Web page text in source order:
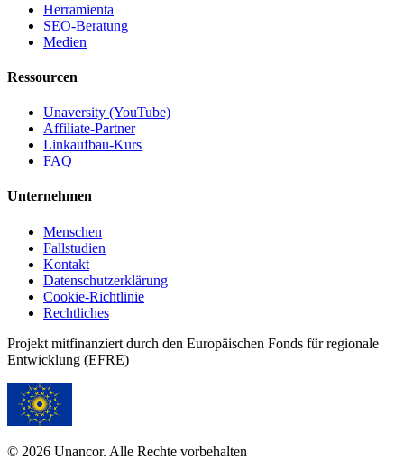
Herramienta
SEO-Beratung
Medien
Ressourcen
Unaversity (YouTube)
Affiliate-Partner
Linkaufbau-Kurs
FAQ
Unternehmen
Menschen
Fallstudien
Kontakt
Datenschutzerklärung
Cookie-Richtlinie
Rechtliches
Projekt mitfinanziert durch den Europäischen Fonds für regionale
Entwicklung (EFRE)
© 2026 Unancor. Alle Rechte vorbehalten